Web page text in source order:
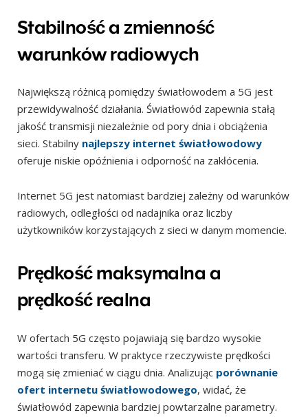
Stabilność a zmienność
warunków radiowych
Największą różnicą pomiędzy światłowodem a 5G jest
przewidywalność działania. Światłowód zapewnia stałą
jakość transmisji niezależnie od pory dnia i obciążenia
sieci. Stabilny najlepszy internet światłowodowy
oferuje niskie opóźnienia i odporność na zakłócenia.
Internet 5G jest natomiast bardziej zależny od warunków
radiowych, odległości od nadajnika oraz liczby
użytkowników korzystających z sieci w danym momencie.
Prędkość maksymalna a
prędkość realna
W ofertach 5G często pojawiają się bardzo wysokie
wartości transferu. W praktyce rzeczywiste prędkości
mogą się zmieniać w ciągu dnia. Analizując porównanie
ofert internetu światłowodowego, widać, że
światłowód zapewnia bardziej powtarzalne parametry.